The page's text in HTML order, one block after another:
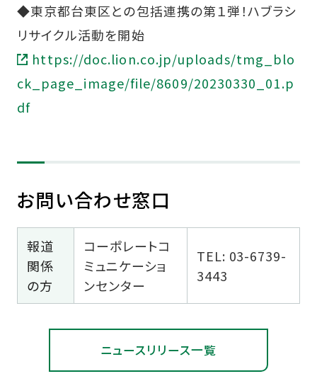
◆東京都台東区との包括連携の第１弾！ハブラシ
リサイクル活動を開始
https://doc.lion.co.jp/uploads/tmg_blo
ck_page_image/file/8609/20230330_01.p
df
お問い合わせ窓口
報道
関係
の方
コーポレートコ
ミュニケーショ
ンセンター
TEL: 03-6739-
3443
ニュースリリース一覧